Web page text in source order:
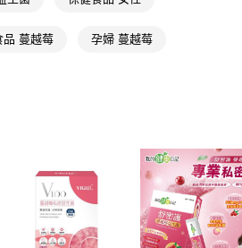
認金額後，即可完成結帳。
繳費通知簡訊。
行付款，方視為交易完成。
欲退款等相關疑問，請聯繫「AFTEE先享後付
support/home
公司提供之「AFTEE先享後付」服務完成之交
提供個人資料，並將交易相關給付款項請求債
以上)免運費
以上)免運費
品 蔓越莓 孕婦 蔓越莓